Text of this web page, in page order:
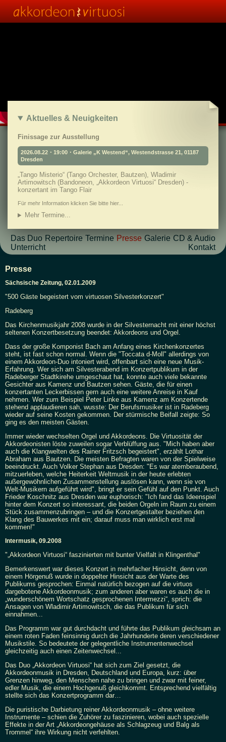
Aktuelles & Neuigkeiten
Finissage zur Ausstellung
2026.08.22・19:00・Galerie „K Westend“, Westendstrasse 21, 01187
Dresden
„Tango Misterio“ (Tango Orchester, Bautzen), Wladimir
Artimowitsch (Bandoneon, „Akkordeon Virtuosi“ Dresden) -
konzertant im Tango Flair
Für mehr Information klicken Sie bitte hier...
Mehr Termine...
Das Duo Repertoire Termine Presse Galerie CD & Audio
Unterricht
Kontakt
Presse
Sächsische Zeitung, 02.01.2009
"500 Gäste begeistert vom virtuosen Silvesterkonzert"
Radeberg
Das Kirchenmusikjahr 2008 wurde in der Silvesternacht mit einer höchst
seltenen Konzertbesetzung beendet: Akkordeons und Orgel.
Dass der große Komponist Bach am Anfang eines Kirchenkonzertes
steht, ist fast schon normal. Wenn die "Toccata d-Moll" allerdings von
einem Akkordeon-Duo intoniert wird, offenbart sich eine neue Musik-
Erfahrung. Wer sich am Silvesterabend im Konzertpublikum in der
Radeberger Stadtkirehe umgeschaut hat, konnte auch viele bekannte
Gesichter aus Kamenz und Bautzen sehen. Gäste, die für einen
konzertanten Leckerbissen gern auch eine weitere Anreise in Kauf
nehmen. Wer zum Beispiel Peter Linke aus Kamenz am Konzertende
stehend applaudieren sah, wusste: Der Berufsmusiker ist in Radeberg
wieder auf seine Kosten gekommen. Der stürmische Beifall zeigte: So
ging es den meisten Gästen.
Immer wieder wechselten Orgel und Akkordeons. Die Virtuosität der
Akkordeonisten löste zuweilen sogar Verblüffung aus. "Mich haben aber
auch die Klangwelten des Rainer Fritzsch begeistert", erzählt Lothar
Abraham aus Bautzen. Die meisten Befragten waren von der Spielweise
beeindruckt. Auch Volker Stephan aus Dresden: "Es war atemberaubend,
mitzuerleben, welche Heiterkeit Weltmusik in der heute erlebten
außergewöhnlichen Zusammenstellung auslösen kann, wenn sie von
Welt-Musikern aufgeführt wird", bringt er sein Gefühl auf den Punkt. Auch
Frieder Koschnitz aus Dresden war euphorisch: "Ich fand das Ideenspiel
hinter dem Konzert so interessant, die beiden Orgeln im Raum zu einem
Stück zusammenzubringen – und die Konzertgestalter beziehen den
Klang des Bauwerkes mit ein; darauf muss man wirklich erst mal
kommen!"
Intermusik, 09.2008
"„Akkordeon Virtuosi“ faszinierten mit bunter Vielfalt in Klingenthal"
Bemerkenswert war dieses Konzert in mehrfacher Hinsicht, denn von
einem Hörgenuß wurde in doppelter Hinsicht aus der Warte des
Publikums gesprochen: Einmal natürlich bezogen auf die virtuos
dargebotene Akkordeonmusik; zum anderen aber waren es auch die in
„wunderschönem Wortschatz gesprochenen Intermezzi“, sprich: die
Ansagen von Wladimir Artimowitsch, die das Publikum für sich
einnahmen...
Das Programm war gut durchdacht und führte das Publikum gleichsam an
einem roten Faden feinsinnig durch die Jahrhunderte deren verschiedener
Musikstile. So bedeutete der gelegentliche Instrumentenwechsel
gleichzeitig auch einen Zeitenwechsel...
Das Duo „Akkordeon Virtuosi“ hat sich zum Ziel gesetzt, die
Akkordeonmusik in Dresden, Deutschland und Europa, kurz: über
Grenzen hinweg, den Menschen nahe zu bringen und zwar mit feiner,
edler Musik, die einem Hochgenuß gleichkommt. Entsprechend vielfältig
stellte sich das Konzertprogramm dar…
Die puristische Darbietung reiner Akkordeonmusik – ohne weitere
Instrumente – schien die Zuhörer zu faszinieren, wobei auch spezielle
Effekte in der Art „Akkordeongehäuse als Schlagzeug und Balg als
Trommel“ ihre Wirkung nicht verfehlten.